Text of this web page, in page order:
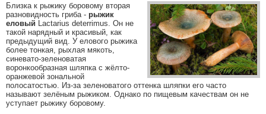
Близка к рыжику боровому вторая
разновидность гриба - рыжик
еловый Lactarius deterrimus. Он не
такой нарядный и красивый, как
предыдущий вид. У елового рыжика
более тонкая, рыхлая мякоть,
синевато-зеленоватая
воронкообразная шляпка с жёлто-
оранжевой зональной
полосатостью. Из-за зеленоватого оттенка шляпки его часто
называют зелёным рыжиком. Однако по пищевым качествам он не
уступает рыжику боровому.